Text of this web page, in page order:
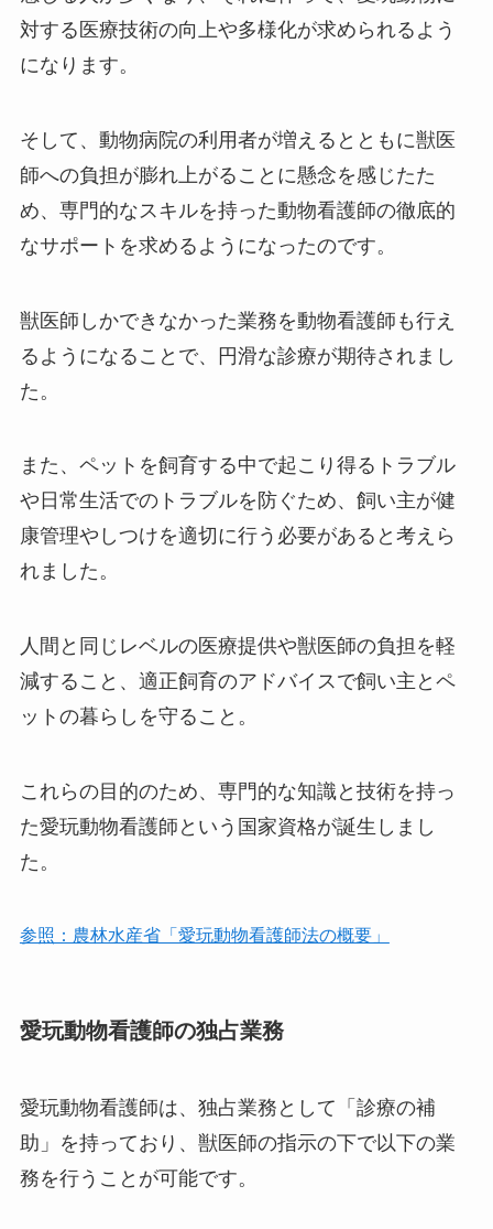
対する医療技術の向上や多様化が求められるよう
になります。
そして、動物病院の利用者が増えるとともに獣医
師への負担が膨れ上がることに懸念を感じたた
め、専門的なスキルを持った動物看護師の徹底的
なサポートを求めるようになったのです。
獣医師しかできなかった業務を動物看護師も行え
るようになることで、円滑な診療が期待されまし
た。
また、ペットを飼育する中で起こり得るトラブル
や日常生活でのトラブルを防ぐため、飼い主が健
康管理やしつけを適切に行う必要があると考えら
れました。
人間と同じレベルの医療提供や獣医師の負担を軽
減すること、適正飼育のアドバイスで飼い主とペ
ットの暮らしを守ること。
これらの目的のため、専門的な知識と技術を持っ
た愛玩動物看護師という国家資格が誕生しまし
た。
参照：農林水産省「愛玩動物看護師法の概要」
愛玩動物看護師の独占業務
愛玩動物看護師は、独占業務として「診療の補
助」を持っており、獣医師の指示の下で以下の業
務を行うことが可能です。